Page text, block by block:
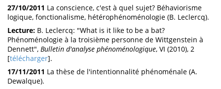
27/10/2011 La conscience, c'est à quel sujet? Béhaviorisme
logique, fonctionalisme, hétérophénoménologie (B. Leclercq).
Lecture: B. Leclercq: "What is it like to be a bat?
Phénoménologie à la troisième personne de Wittgenstein à
Dennett", Bulletin d'analyse phénoménologique, VI (2010), 2
[télécharger].
17/11/2011 La thèse de l'intentionnalité phénoménale (A.
Dewalque).